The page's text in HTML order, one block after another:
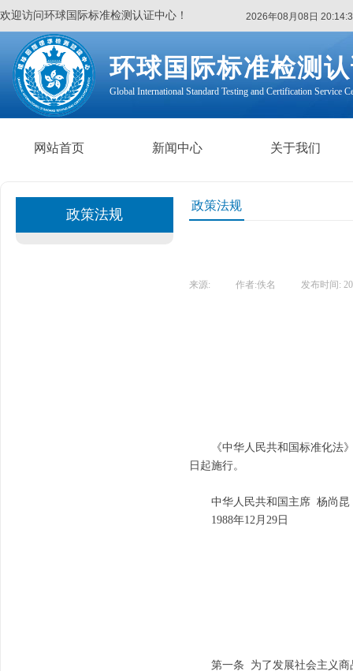
欢迎访问环球国际标准检测认证中心！ 2026年08月08日
环球国际标准检测
Global International Standard Testing and Certification Service
网站首页 新闻中心 关于我们
政策法规
政策法规
来源: 作者:佚名 发布时间:
《中华人民共和国标准化法》
日起施行。
中华人民共和国主席 杨尚昆
1988年12月29日
第一条 为了发展社会主义商品